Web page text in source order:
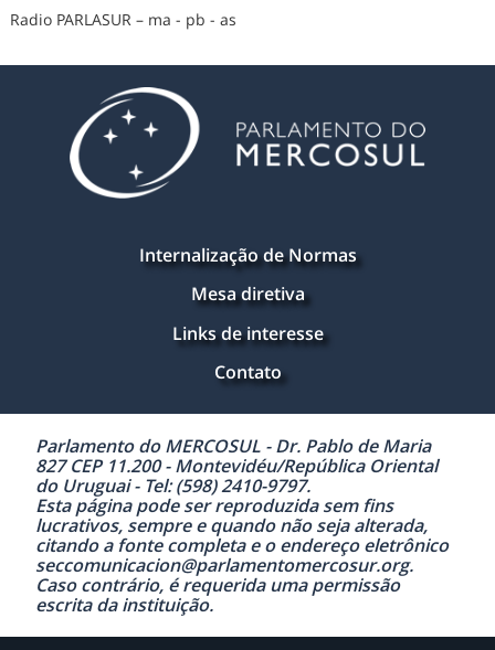
Radio PARLASUR – ma - pb - as
Internalização de Normas
Mesa diretiva
Links de interesse
Contato
Parlamento do MERCOSUL - Dr. Pablo de Maria
827 CEP 11.200 - Montevidéu/República Oriental
do Uruguai - Tel: (598) 2410-9797.
Esta página pode ser reproduzida sem fins
lucrativos, sempre e quando não seja alterada,
citando a fonte completa e o endereço eletrônico
seccomunicacion@parlamentomercosur.org.
Caso contrário, é requerida uma permissão
escrita da instituição.